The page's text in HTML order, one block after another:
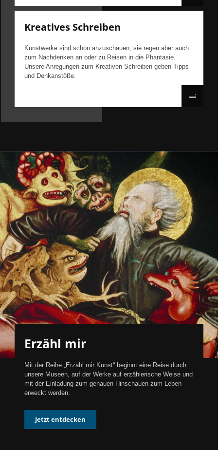
Kreatives Schreiben
Kunstwerke sind schön anzuschauen, sie regen aber auch
zum Nachdenken an oder zu Reisen in die Phantasie.
Unsere Anregungen zum Kreativen Schreiben geben Tipps
und Denkanstöße.
Erzähl mir
Mit der Reihe „Erzähl mir Kunst“ beginnt eine Reise durch
unsere Museen, auf der Werke auf erzählerische Weise und
mit der Einladung zum genauen Hinschauen zum Leben
erweckt werden.
Jetzt entdecken